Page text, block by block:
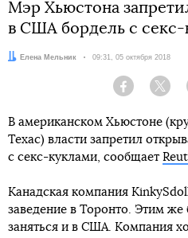
Мэр Хьюстона
в США бордель с секс-
Автор:Елена Мельник Дата:
09:31, 05 октября 2018
Facebook
В американском Хьюстоне
Техас) власти запретил
с секс-куклами, сообщает
Канадская компания
заведение в Торонто. Этим
заняться и в США. Компания